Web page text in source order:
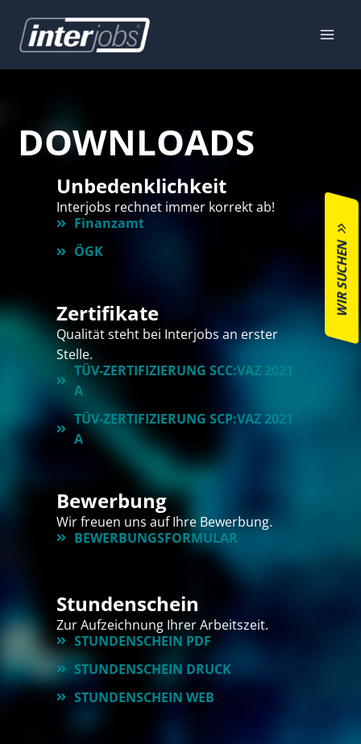
Inhalt
springen
WIR SUCHEN
DOWNLOADS
Unbedenklichkeit
Interjobs rechnet immer korrekt ab!
Finanzamt
ÖGK
Zertifikate
Qualität steht bei Interjobs an erster
Stelle.
TÜV-ZERTIFIZIERUNG SCC:VAZ 2021
A
TÜV-ZERTIFIZIERUNG SCP:VAZ 2021
A
Bewerbung
Wir freuen uns auf Ihre Bewerbung.
BEWERBUNGSFORMULAR
Stundenschein
Zur Aufzeichnung Ihrer Arbeitszeit.
STUNDENSCHEIN PDF
STUNDENSCHEIN DRUCK
STUNDENSCHEIN WEB